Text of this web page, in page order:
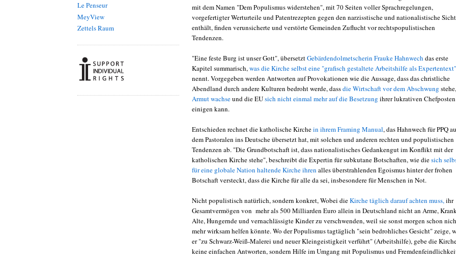
Le Penseur
MeyView
Zettels Raum
mit dem Namen "Dem Populismus widerstehen", mit 70 Seiten voller Sprachregelungen,
vorgefertigter Werturteile und Patentrezepten gegen den narzisstische und nationalistische
enthält, finden verunsicherte und verstörte Gemeinden Zuflucht vor rechtspopulistischen
Tendenzen.
"Eine feste Burg ist unser Gott", übersetztGebärdendolmetscherin Frauke Hahnwech das erste
Kapitel summarisch, was die Kirche selbst eine "grafisch gestaltete Arbeitshilfe als Expertentext"
nennt. Vorgegeben werden Antworten auf Provokationen wie die Aussage, dass das christliche
Abendland durch andere Kulturen bedroht werde, dassdie Wirtschaft vor dem Abschwung
Armut wachseund die EUsich nicht einmal mehr auf die Besetzung ihrer lukrativen Chefposten
einigen kann.
Entschieden rechnet die katholische Kirchein ihrem Framing Manual, das Hahnwech für PPQ
dem Pastoralen ins Deutsche übersetzt hat, mit solchen und anderen rechten und populistischen
Tendenzen ab. "Die Grundbotschaft ist, dass nationalistisches Gedankengut im Konflikt mit der
katholischen Kirche stehe", beschreibt die Expertin für subkutane Botschaften, wie diesich
für eine globale Nation haltende Kirche ihren alles überstrahlenden Egoismus hinter der frohen
Botschaft versteckt, dass die Kirche für alle da sei, insbesondere für Menschen in Not.
Nicht populistisch natürlich, sondern konkret, Wobei dieKirche täglich darauf achten muss, ihr
Gesamtvermögen von mehr als 500 Milliarden Euro allein in Deutschland nicht an Arme,
Alte, Hungernde und vernachlässigte Kinder zu verschwenden, weil sie sonst morgen schon
mehr wirksam helfen könnte. Wo der Populismus tagtäglich "sein bedrohliches Gesicht" zeige,
er "zu Schwarz-Weiß-Malerei und neuer Kleingeistigkeit verführt" (Arbeitshilfe), gebe die
keine einfachen Antworten, sondern Hilfe im Umgang mit Populismus und